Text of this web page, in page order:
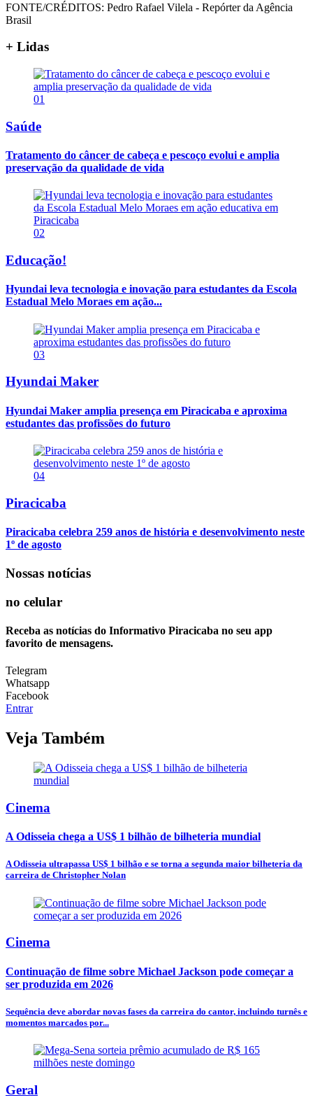
FONTE/CRÉDITOS: Pedro Rafael Vilela - Repórter da Agência
Brasil
+ Lidas
01
Saúde
Tratamento do câncer de cabeça e pescoço evolui e amplia
preservação da qualidade de vida
02
Educação!
Hyundai leva tecnologia e inovação para estudantes da Escola
Estadual Melo Moraes em ação...
03
Hyundai Maker
Hyundai Maker amplia presença em Piracicaba e aproxima
estudantes das profissões do futuro
04
Piracicaba
Piracicaba celebra 259 anos de história e desenvolvimento neste
1º de agosto
Nossas notícias
no celular
Receba as notícias do Informativo Piracicaba no seu app
favorito de mensagens.
Telegram
Whatsapp
Facebook
Entrar
Veja Também
Cinema
A Odisseia chega a US$ 1 bilhão de bilheteria mundial
A Odisseia ultrapassa US$ 1 bilhão e se torna a segunda maior bilheteria da
carreira de Christopher Nolan
Cinema
Continuação de filme sobre Michael Jackson pode começar a
ser produzida em 2026
Sequência deve abordar novas fases da carreira do cantor, incluindo turnês e
momentos marcados por...
Geral